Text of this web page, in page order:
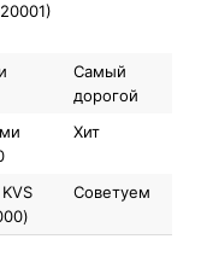
Самый
дорогой
Хит
Советуем